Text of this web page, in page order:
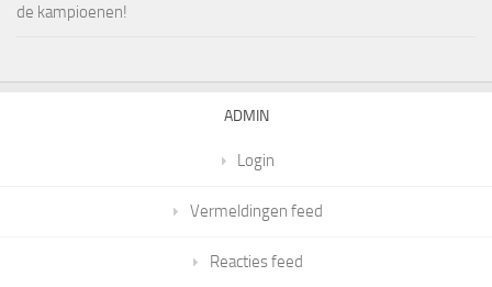
de kampioenen!
ADMIN
Login
Vermeldingen feed
Reacties feed